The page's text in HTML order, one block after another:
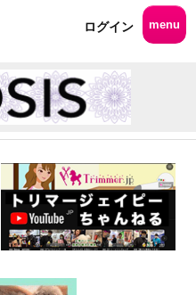
ログイン menu